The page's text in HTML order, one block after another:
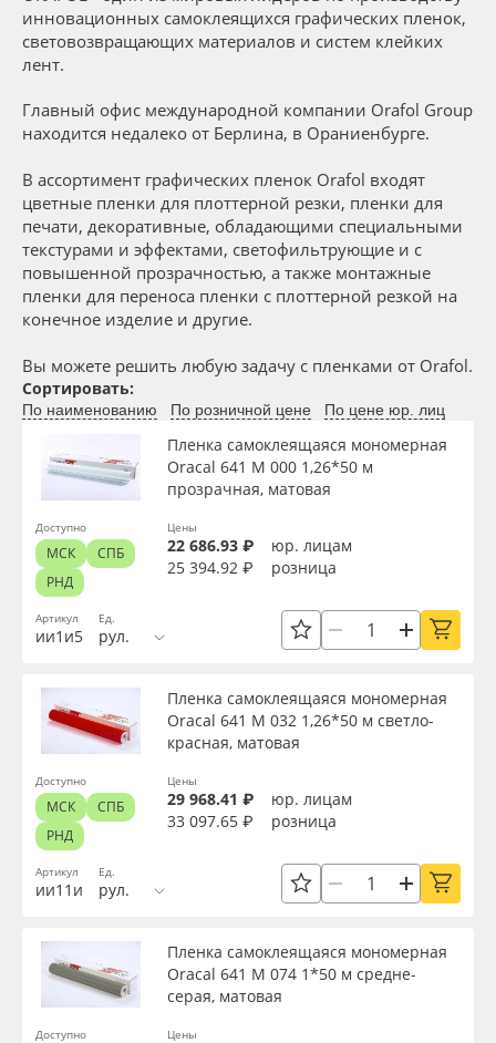
Сервис
Инструкции
Компания
Контакты
Блог
Поставщикам
8 800 550 7888
Москва
Клей, скотчи и крепёж
Мобильные конструкции и POS-материалы
Профильные системы
Сублимация и термотрансфер
Светотехника
Инженерные пластики
Упаковочные материалы
Оборудование и инструмент
Новинки ассортимента
Oracal 641
Orajet 3640
Плёнка монтажная Oratape
ПЭТ листовой
ПЭТ бэклит
Вспененный ПВХ
Баннер
Ширина, м
Длина рулона, м
Толщина, мкм
Материал
Клей
Цвет клея
Текстура
Срок эксплуатации, лет
Упаковка
Страна происхождения
Производитель
Торговая марка
Серия
Назначение
инновационных самоклеящихся графических пленок,
световозвращающих материалов и систем клейких
лент.
Главный офис международной компании Orafol Group
находится недалеко от Берлина, в Ораниенбурге.
В ассортимент графических пленок Orafol входят
цветные пленки для плоттерной резки, пленки для
печати, декоративные, обладающими специальными
текстурами и эффектами, светофильтрующие и с
повышенной прозрачностью, а также монтажные
пленки для переноса пленки с плоттерной резкой на
конечное изделие и другие.
Вы можете решить любую задачу с пленками от Orafol.
Сортировать:
По наименованию По розничной цене По цене юр. лиц
Артикул
ии1и5
Пленка самоклеящаяся мономерная
Oracal 641 M 000 1,26*50 м
прозрачная, матовая
Ед.
рул.
Цены
22 686.93 ₽
юр. лицам
25 394.92 ₽
розница
Доступно
МСК
СПБ
РНД
Артикул
ии11и
Пленка самоклеящаяся мономерная
Oracal 641 M 032 1,26*50 м светло-
красная, матовая
Ед.
рул.
Цены
29 968.41 ₽
юр. лицам
33 097.65 ₽
розница
Доступно
МСК
СПБ
РНД
Пленка самоклеящаяся мономерная
Oracal 641 M 074 1*50 м средне-
серая, матовая
Цены
Доступно